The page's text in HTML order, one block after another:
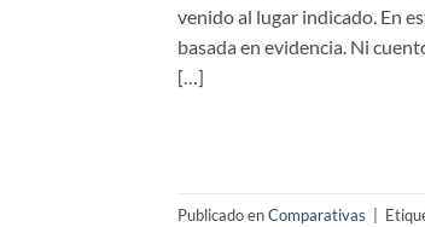
venido al lugar indicado. En
basada en evidencia. Ni
[…]
Publicado enComparativas |